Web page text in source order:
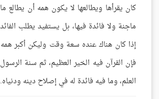
كان يقرأها ويطالعها لا يكون همه أن يطالع
ماجنة ولا فائدة فيها، بل يستفيد يطلب
إذا كان هناك عنده سعة وقت وليكن أكبر همه
فإن القرآن فيه الخير العظيم، ثم سنة
العلم، وما فيه فائدة له في إصلاح دينه ودنياه.